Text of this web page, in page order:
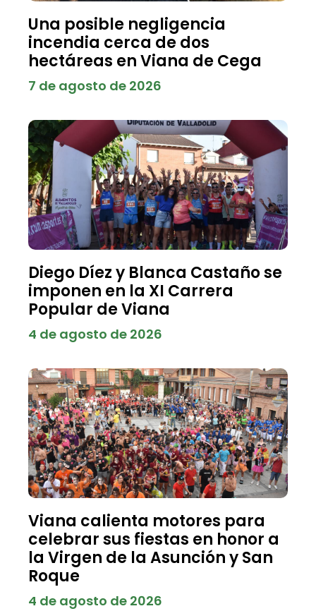
Una posible negligencia
incendia cerca de dos
hectáreas en Viana de Cega
7 de agosto de 2026
Diego Díez y Blanca Castaño se
imponen en la XI Carrera
Popular de Viana
4 de agosto de 2026
Viana calienta motores para
celebrar sus fiestas en honor a
la Virgen de la Asunción y San
Roque
4 de agosto de 2026